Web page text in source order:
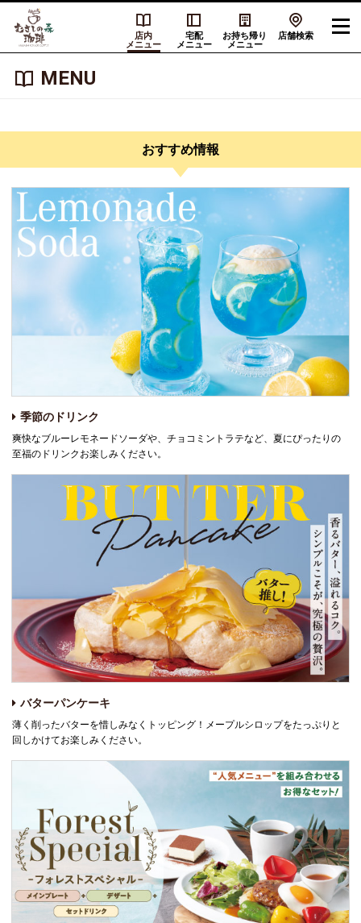
店内
メニュー
宅配
メニュー
お持ち帰り
メニュー
店舗検索
MENU
おすすめ情報
季節のドリンク
爽快なブルーレモネードソーダや、チョコミントラテなど、夏にぴったりの
至福のドリンクお楽しみください。
バターパンケーキ
薄く削ったバターを惜しみなくトッピング！メープルシロップをたっぷりと
回しかけてお楽しみください。